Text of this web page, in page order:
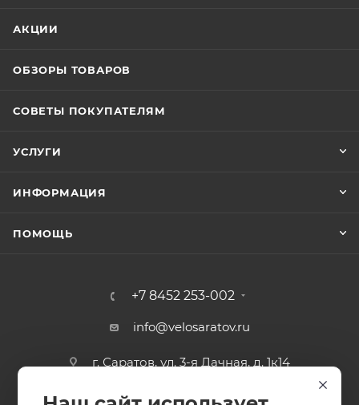
АКЦИИ
ОБЗОРЫ ТОВАРОВ
СОВЕТЫ ПОКУПАТЕЛЯМ
УСЛУГИ
ИНФОРМАЦИЯ
ПОМОЩЬ
+7 8452 253-002
info@velosaratov.ru
г. Саратов, ул. 3-я Дачная, д. 1к14